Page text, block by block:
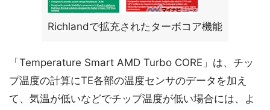
Richlandで拡充されたターボコア機能
「Temperature Smart AMD Turbo CORE」は、チッ
プ温度の計算にTE各部の温度センサのデータを加え
て、気温が低いなどでチップ温度が低い場合には、よ